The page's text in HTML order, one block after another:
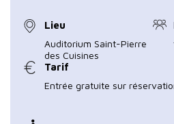
Lieu
Auditorium Saint-Pierre
des Cuisines
Tarif
Entrée gratuite sur